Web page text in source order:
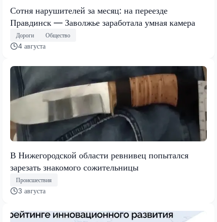
Сотня нарушителей за месяц: на переезде
Правдинск — Заволжье заработала умная камера
Дороги Общество
4 августа
В Нижегородской области ревнивец попытался
зарезать знакомого сожительницы
Происшествия
3 августа